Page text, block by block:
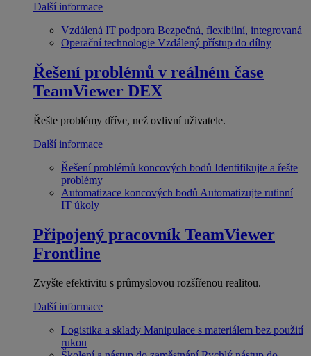
Další informace
Vzdálená IT podpora Bezpečná, flexibilní, integrovaná
Operační technologie Vzdálený přístup do dílny
Řešení problémů v reálném čase
TeamViewer DEX
Řešte problémy dříve, než ovlivní uživatele.
Další informace
Řešení problémů koncových bodů Identifikujte a řešte
problémy
Automatizace koncových bodů Automatizujte rutinní
IT úkoly
Připojený pracovník TeamViewer
Frontline
Zvyšte efektivitu s průmyslovou rozšířenou realitou.
Další informace
Logistika a sklady Manipulace s materiálem bez použití
rukou